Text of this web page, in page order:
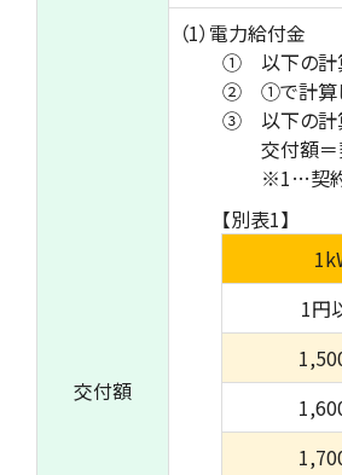
交付額
（1）電力給付金
① 以下の計算式
➁ ①で計算した
➂ 以下の計算
交付額＝契
※1…契約電力
【別表1】
1